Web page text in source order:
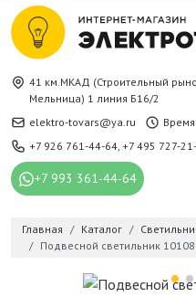
41 км.МКАД (Строительный
Мельница) 1 линия Б16/2
elektro-tovars@ya.ru
+7 926 761-44-64, +7 495 727-
+7 993 361-44-64
Главная Каталог
Подвесной светильник